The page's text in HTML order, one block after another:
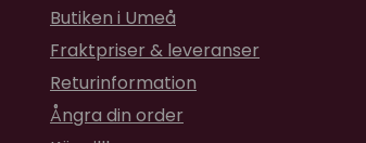
Butiken i Umeå
Fraktpriser & leveranser
Returinformation
Ångra din order